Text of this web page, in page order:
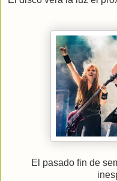
El pasado fin de